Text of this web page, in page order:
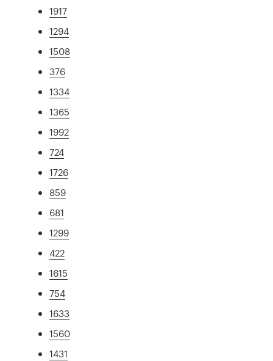
1917
1294
1508
376
1334
1365
1992
724
1726
859
681
1299
422
1615
754
1633
1560
1431